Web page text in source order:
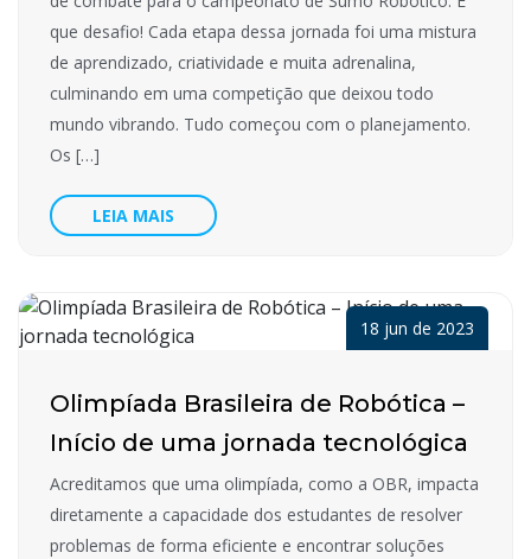
que desafio! Cada etapa dessa jornada foi uma mistura
de aprendizado, criatividade e muita adrenalina,
culminando em uma competição que deixou todo
mundo vibrando. Tudo começou com o planejamento.
Os […]
LEIA MAIS
18 jun de 2023
Olimpíada Brasileira de Robótica –
Início de uma jornada tecnológica
Acreditamos que uma olimpíada, como a OBR, impacta
diretamente a capacidade dos estudantes de resolver
problemas de forma eficiente e encontrar soluções